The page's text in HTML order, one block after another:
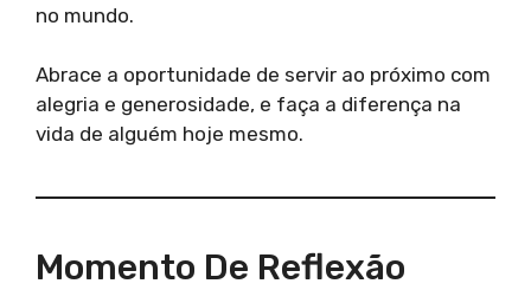
no mundo.
Abrace a oportunidade de servir ao próximo com
alegria e generosidade, e faça a diferença na
vida de alguém hoje mesmo.
Momento De Reflexão